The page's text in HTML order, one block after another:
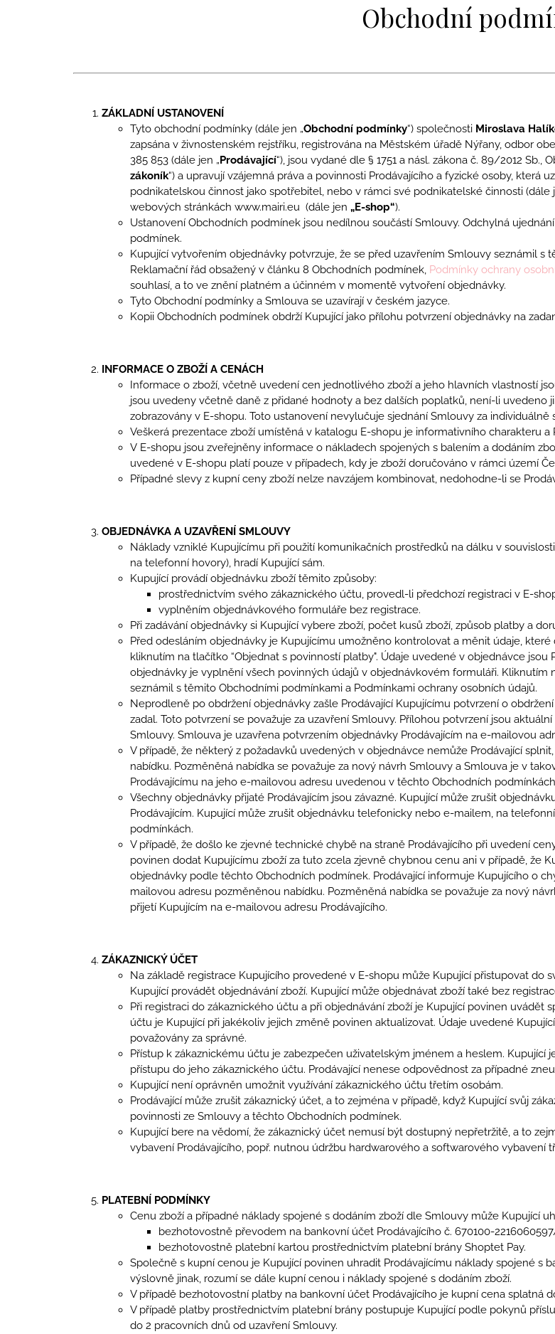
Obchodní
ZÁKLADNÍ USTANOVENÍ
Tyto obchodní podmínky (dále jen „Obchodní podmínky“) společnosti Miroslava
zapsána v živnostenském rejstříku, registrována na Městském úřadě Nýřany, odbor
385 853 (dále jen „ Prodávající“), jsou vydané dle § 1751 a násl. zákona č. 89/2012
zákoník“) a upravují vzájemná práva a povinnosti Prodávajícího a fyzické osoby, která
podnikatelskou činnost jako spotřebitel, nebo v rámci své podnikatelské činnosti (dále
webových stránkách www.mairi.eu (dále jen „E-shop“).
Ustanovení Obchodních podmínek jsou nedílnou součástí Smlouvy. Odchylná
podmínek.
Kupující vytvořením objednávky potvrzuje, že se před uzavřením Smlouvy seznámil
Reklamační řád obsažený v článku 8 Obchodních podmínek, Podmínky ochrany
souhlasí, a to ve znění platném a účinném v momentě vytvoření objednávky.
Tyto Obchodní podmínky a Smlouva se uzavírají v českém jazyce.
Kopii Obchodních podmínek obdrží Kupující jako přílohu potvrzení objednávky na
INFORMACE O ZBOŽÍ A CENÁCH
Informace o zboží, včetně uvedení cen jednotlivého zboží a jeho hlavních vlastností
jsou uvedeny včetně daně z přidané hodnoty a bez dalších poplatků, není-li uvedeno
zobrazovány v E-shopu. Toto ustanovení nevylučuje sjednání Smlouvy za individuálně
Veškerá prezentace zboží umístěná v katalogu E-shopu je informativního charakteru
V E-shopu jsou zveřejněny informace o nákladech spojených s balením a dodáním
uvedené v E-shopu platí pouze v případech, kdy je zboží doručováno v rámci území
Případné slevy z kupní ceny zboží nelze navzájem kombinovat, nedohodne-li se
OBJEDNÁVKA A UZAVŘENÍ SMLOUVY
Náklady vzniklé Kupujícímu při použití komunikačních prostředků na dálku v
na telefonní hovory), hradí Kupující sám.
Kupující provádí objednávku zboží těmito způsoby:
prostřednictvím svého zákaznického účtu, provedl-li předchozí registraci v E-
vyplněním objednávkového formuláře bez registrace.
Při zadávání objednávky si Kupující vybere zboží, počet kusů zboží, způsob platby a
Před odesláním objednávky je Kupujícímu umožněno kontrolovat a měnit údaje,
kliknutím na tlačítko “Objednat s povinností platby". Údaje uvedené v objednávce
objednávky je vyplnění všech povinných údajů v objednávkovém formuláři. Kliknutím
seznámil s těmito Obchodními podmínkami a Podmínkami ochrany osobních údajů.
Neprodleně po obdržení objednávky zašle Prodávající Kupujícímu potvrzení o
zadal. Toto potvrzení se považuje za uzavření Smlouvy. Přílohou potvrzení jsou
Smlouvy. Smlouva je uzavřena potvrzením objednávky Prodávajícím na e-mailovou
V případě, že některý z požadavků uvedených v objednávce nemůže Prodávající
nabídku. Pozměněná nabídka se považuje za nový návrh Smlouvy a Smlouva je v
Prodávajícímu na jeho e-mailovou adresu uvedenou v těchto Obchodních
Všechny objednávky přijaté Prodávajícím jsou závazné. Kupující může zrušit
Prodávajícím. Kupující může zrušit objednávku telefonicky nebo e-mailem, na
podmínkách.
V případě, že došlo ke zjevné technické chybě na straně Prodávajícího při uvedení
povinen dodat Kupujícímu zboží za tuto zcela zjevně chybnou cenu ani v případě, že
objednávky podle těchto Obchodních podmínek. Prodávající informuje Kupujícího o
mailovou adresu pozměněnou nabídku. Pozměněná nabídka se považuje za nový
přijetí Kupujícím na e-mailovou adresu Prodávajícího.
ZÁKAZNICKÝ ÚČET
Na základě registrace Kupujícího provedené v E-shopu může Kupující přistupovat do
Kupující provádět objednávání zboží. Kupující může objednávat zboží také bez
Při registraci do zákaznického účtu a při objednávání zboží je Kupující povinen
účtu je Kupující při jakékoliv jejich změně povinen aktualizovat. Údaje uvedené
považovány za správné.
Přístup k zákaznickému účtu je zabezpečen uživatelským jménem a heslem.
přístupu do jeho zákaznického účtu. Prodávající nenese odpovědnost za případné
Kupující není oprávněn umožnit využívání zákaznického účtu třetím osobám.
Prodávající může zrušit zákaznický účet, a to zejména v případě, když Kupující svůj
povinnosti ze Smlouvy a těchto Obchodních podmínek.
Kupující bere na vědomí, že zákaznický účet nemusí být dostupný nepřetržitě, a to
vybavení Prodávajícího, popř. nutnou údržbu hardwarového a softwarového vybavení
PLATEBNÍ PODMÍNKY
Cenu zboží a případné náklady spojené s dodáním zboží dle Smlouvy může Kupující
bezhotovostně převodem na bankovní účet Prodávajícího č. 670100-
bezhotovostně platební kartou prostřednictvím platební brány Shoptet Pay.
Společně s kupní cenou je Kupující povinen uhradit Prodávajícímu náklady spojené s
výslovně jinak, rozumí se dále kupní cenou i náklady spojené s dodáním zboží.
V případě bezhotovostní platby na bankovní účet Prodávajícího je kupní cena splatná
V případě platby prostřednictvím platební brány postupuje Kupující podle pokynů
do 2 pracovních dnů od uzavření Smlouvy.
VLČÍMI MÁKY